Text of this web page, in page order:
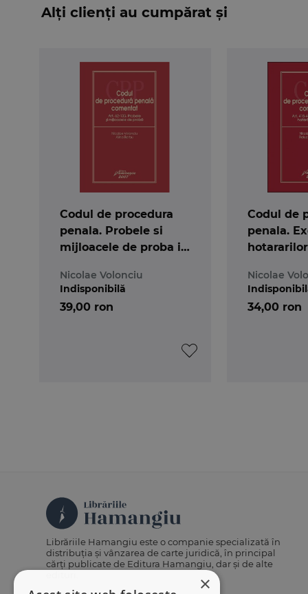
Alți clienți au cumpărat și
Codul de procedura
penala. Probele si
mijloacele de proba in
Nicolae Volonciu
39,00 ron
Indisponibilă
Codul de
penala.
Nicolae
34,00 ron
×
Librăriile Hamangiu este o companie specializată în
distribuția și vânzarea de carte juridică, în principal
cărți publicate de Editura Hamangiu, dar și de alte